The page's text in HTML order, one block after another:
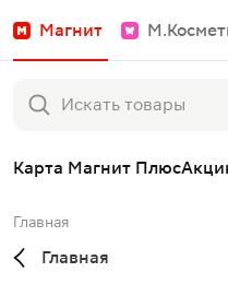
Магнит
Карта Магнит Плюс
Главная
Главная